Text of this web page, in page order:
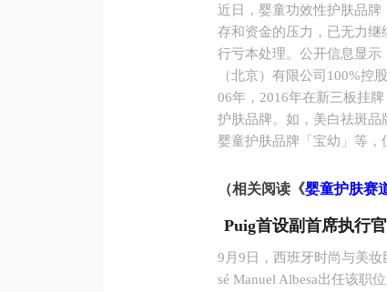
近日，婴童功效性护肤品
存和资金的压力，已无力
行亏本处理。公开信息显
（北京）有限公司100%控
06年，2016年在新三板挂
护肤品牌。如，美白祛斑品
婴童护肤品牌「宝幼」等，
（相关阅读《婴童护肤赛
Puig首设副首席执行官
9月9日，西班牙时尚与美妆
sé Manuel Albesa出任该职